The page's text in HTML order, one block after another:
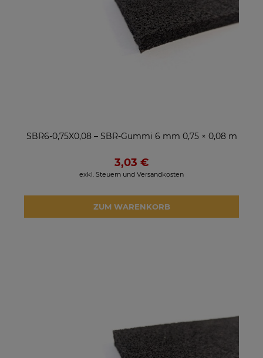
SBR6-0,75X0,08 – SBR-Gummi 6 mm 0,75 × 0,08 m
3,03 €
exkl. Steuern und Versandkosten
ZUM WARENKORB